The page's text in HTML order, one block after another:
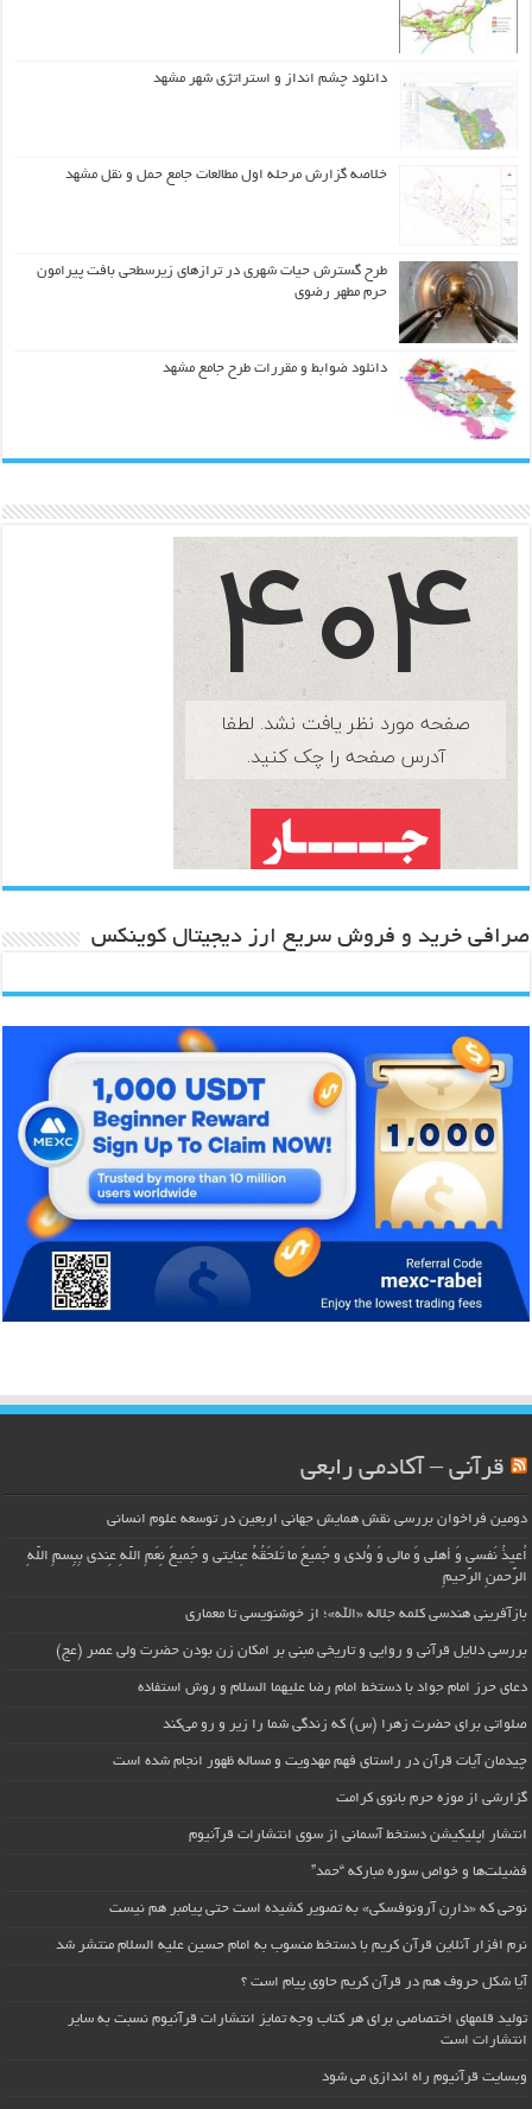
دانلود چشم انداز و استراتژی شهر مشهد
خلاصه گزارش مرحله اول مطالعات جامع حمل و نقل مشهد
طرح گسترش حیات شهري در ترازهاي زیرسطحی بافت پیرامون
حرم مطهر رضوي
دانلود ضوابط و مقررات طرح جامع مشهد
صرافی خرید و فروش سریع ارز دیجیتال کوینکس
قرآنی – آکادمی رابعی
دومین فراخوان بررسی نقش همایش جهانی اربعین در توسعه علوم انسانی
اُعیذُ نَفسی وَ أهلی وَ مالی وَ وُلدی و جَمیعَ ما تَلحَقُهُ عِنایتی و جَمیعَ نِعَمِ اللّهِ عِندی بِبِسمِ اللّهِ
الرَّحمنِ الرَّحیمِ
بازآفرینی هندسی کلمه جلاله «الله»؛ از خوشنویسی تا معماری
بررسی دلایل قرآنی و روایی و تاریخی مبنی بر امکان زن بودن حضرت ولی عصر (عج)
دعای حرز امام جواد با دستخط امام رضا علیهما السلام و روش استفاده
صلواتی برای حضرت زهرا (س) که زندگی شما را زیر و رو می‌کند
چیدمان آیات قرآن در راستای فهم مهدویت و مساله ظهور انجام شده است
گزارشی از موزه حرم بانوی کرامت
انتشار اپلیکیشن دستخط آسمانی از سوی انتشارات قرآنیوم
فضیلت‌ها و خواص سوره مبارکه “حمد”
نوحی که «دارِن آرونوفسکی» به تصویر کشیده است حتی پیامبر هم نیست
نرم افزار آنلاین قرآن کریم با دستخط منسوب به امام حسین علیه السلام منتشر شد
آیا شکل حروف هم در قرآن کریم حاوی پیام است ؟
تولید قلمهای اختصاصی برای هر کتاب وجه تمایز انتشارات قرآنیوم نسبت به سایر
انتشارات است
وبسایت قرآنیوم راه اندازی می شود